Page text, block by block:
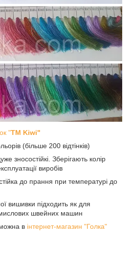
"TM Kiwi"
(більше 200 відтінків)
зносостійкі. Зберігають колір
виробів
до прання при температурі до
вишивки підходить як для
швейних машин
в інтернет-магазин "Голка"